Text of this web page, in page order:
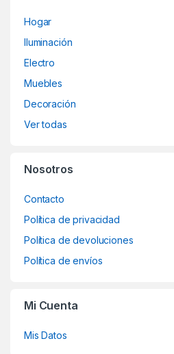
Hogar
Iluminación
Electro
Muebles
Decoración
Ver todas
Nosotros
Contacto
Política de privacidad
Política de devoluciones
Política de envíos
Mi Cuenta
Mis Datos